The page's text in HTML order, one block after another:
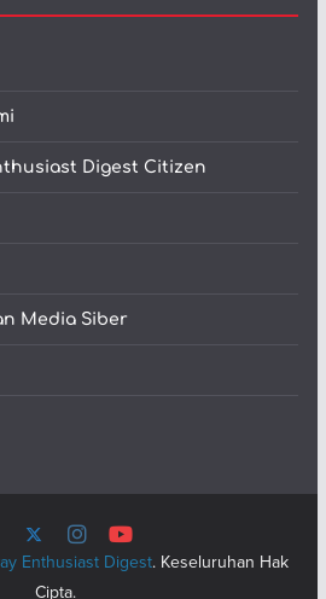
Digest Citizen
Media Siber
Enthusiast Digest. Keseluruhan Hak
Cipta.